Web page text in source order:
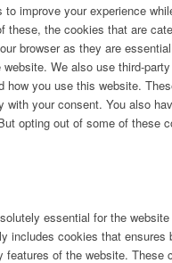
improve your experience
these, the cookies that are
browser as they are
We also use third-
how you use this website.
with your consent. You also
opting out of some of these
essential for the
includes cookies that ensures
features of the website. These